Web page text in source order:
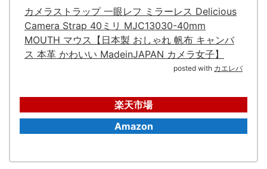
カメラストラップ 一眼レフ ミラーレス Delicious
Camera Strap 40ミリ MJC13030-40mm
MOUTH マウス【日本製 おしゃれ 帆布 キャンバ
ス 本革 かわいい MadeinJAPAN カメラ女子】
posted with カエレバ
楽天市場
Amazon